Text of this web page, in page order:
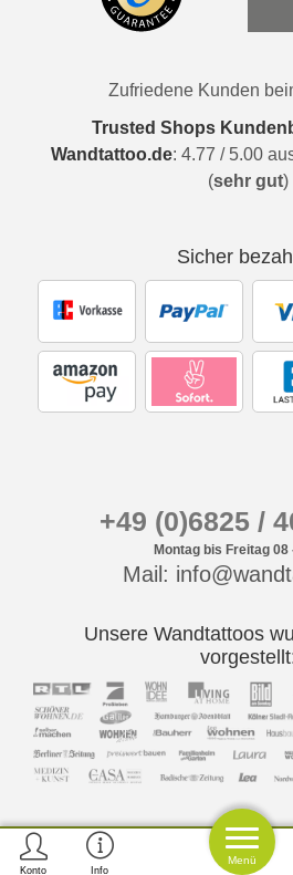
Zufriedene Kunden
Trusted Shops
Wandtattoo.de: 4.77 / 5.00
(sehr gut)
Sicher
+49 (0)6825 /
Montag bis Freitag 08
Mail:
Unsere Wandtattoos
Menü
Konto Info